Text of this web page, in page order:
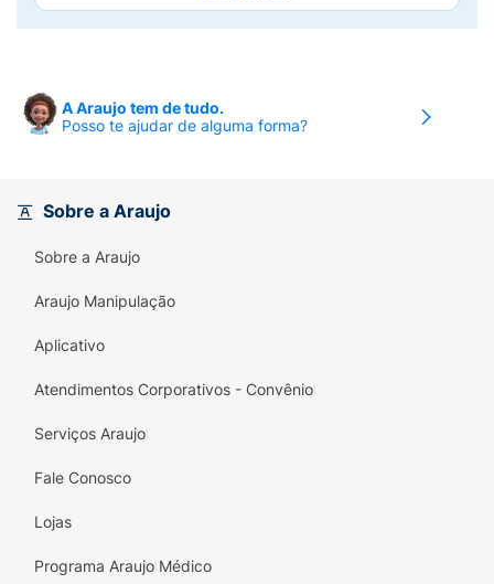
contorno dos lábios começando pelo arco do
cupido e pela linha inferior dos lábios.
O batom líquido da Bauny é multifuncional e
blush
A Araujo tem de tudo.
Posso te ajudar de alguma forma?
Sobre a Araujo
Sobre a Araujo
Araujo Manipulação
Aplicativo
Atendimentos Corporativos - Convênio
Serviços Araujo
Fale Conosco
Lojas
Programa Araujo Médico